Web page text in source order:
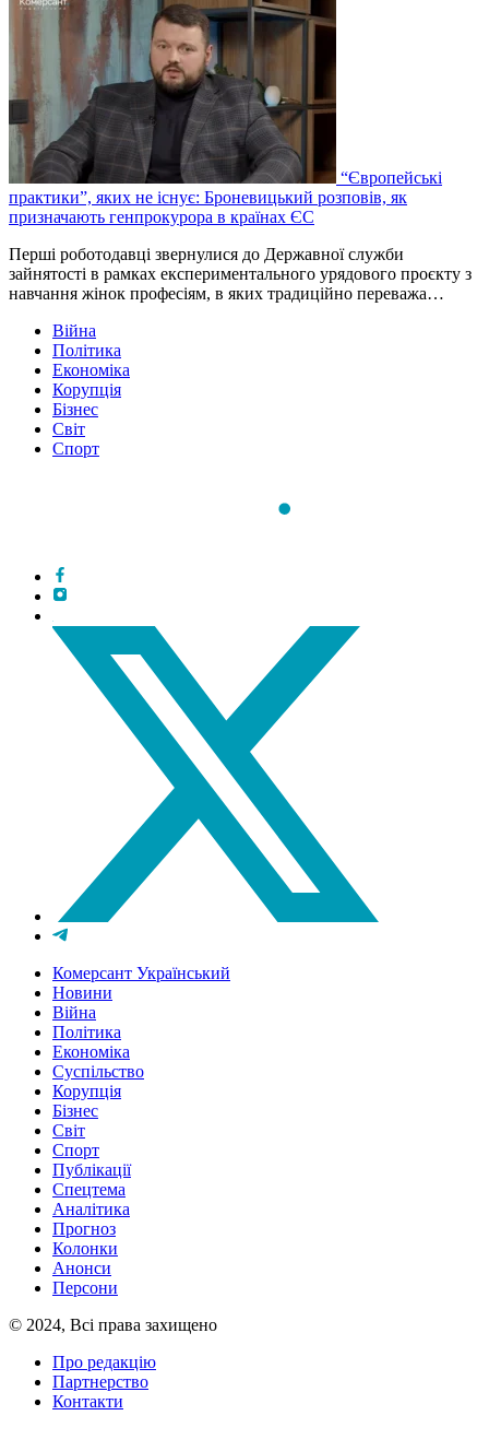
“Європейські
практики”, яких не існує: Броневицький розповів, як
призначають генпрокурора в країнах ЄС
Перші роботодавці звернулися до Державної служби
зайнятості в рамках експериментального урядового проєкту з
навчання жінок професіям, в яких традиційно переважа…
Війна
Політика
Економіка
Корупція
Бізнес
Світ
Спорт
Комерсант Український
Новини
Війна
Політика
Економіка
Суспільство
Корупція
Бізнес
Світ
Спорт
Публікації
Спецтема
Аналітика
Прогноз
Колонки
Анонси
Персони
© 2024, Всі права захищено
Про редакцію
Партнерство
Контакти